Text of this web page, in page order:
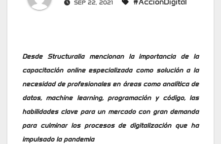
SEP 22, 2021
Desde Structuralia mencionan la importancia de la
capacitación online especializada como solución a la
necesidad de profesionales en áreas como analítica de
datos, machine learning, programación y código, las
habilidades clave para un mercado con gran demanda
para culminar los procesos de digitalización que ha
impulsado la pandemia